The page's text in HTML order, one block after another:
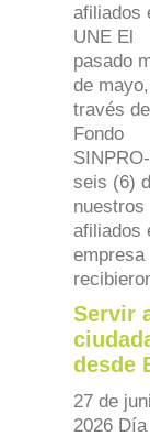
afiliados
UNE El
pasado
de
través
Fondo
seis (6)
nuestros
afiliados
empresa
Servir
desde
27 de
2026 Día